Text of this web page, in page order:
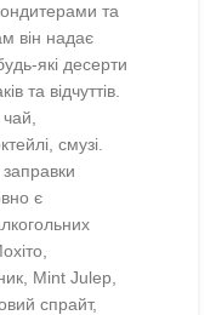
та
він надає
які десерти
та відчуттів.
смузі.
є
Mint Julep,
спрайт,